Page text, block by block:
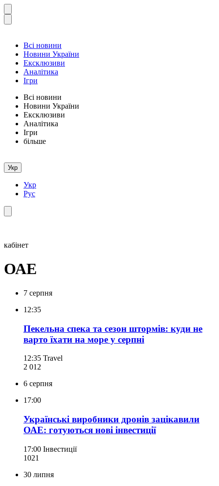
Всі новини
Новини України
Ексклюзиви
Аналітика
Ігри
Всі новини
Новини України
Ексклюзиви
Аналітика
Ігри
більше
Укр
Укр
Рус
кабінет
ОАЕ
7 серпня
12:35
Пекельна спека та сезон штормів: куди не
варто їхати на море у серпні
12:35 Travel
2 012
6 серпня
17:00
Українські виробники дронів зацікавили
ОАЕ: готуються нові інвестиції
17:00 Інвестиції
1021
30 липня